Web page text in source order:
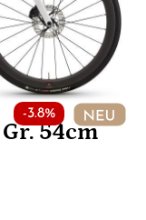
-3.8%
54cm